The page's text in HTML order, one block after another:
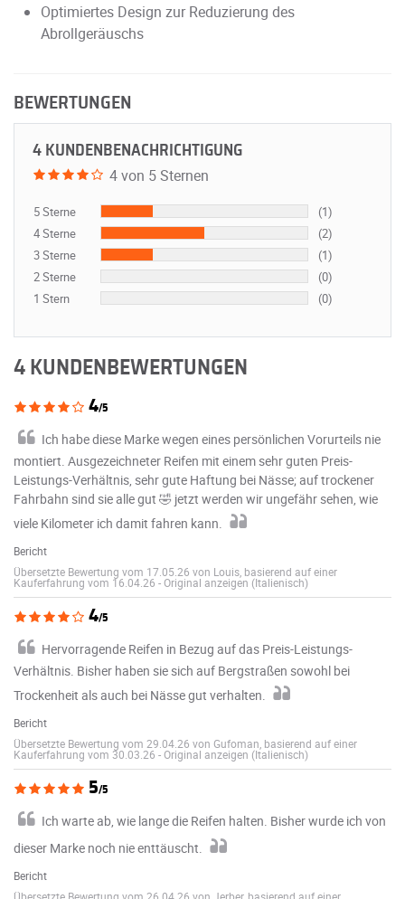
Optimiertes Design zur Reduzierung des
Abrollgeräuschs
BEWERTUNGEN
4 KUNDENBENACHRICHTIGUNG
4 von 5 Sternen
5 Sterne
(1)
4 Sterne
(2)
3 Sterne
(1)
2 Sterne
(0)
1 Stern
(0)
4 KUNDENBEWERTUNGEN
4/5
Ich habe diese Marke wegen eines persönlichen Vorurteils nie
montiert. Ausgezeichneter Reifen mit einem sehr guten Preis-
Leistungs-Verhältnis, sehr gute Haftung bei Nässe; auf trockener
Fahrbahn sind sie alle gut 🤣 jetzt werden wir ungefähr sehen, wie
viele Kilometer ich damit fahren kann.
Bericht
Übersetzte Bewertung vom 17.05.26 von Louis, basierend auf einer
Kauferfahrung vom 16.04.26 -Original anzeigen (Italienisch)
4/5
Hervorragende Reifen in Bezug auf das Preis-Leistungs-
Verhältnis. Bisher haben sie sich auf Bergstraßen sowohl bei
Trockenheit als auch bei Nässe gut verhalten.
Bericht
Übersetzte Bewertung vom 29.04.26 von Gufoman, basierend auf einer
Kauferfahrung vom 30.03.26 -Original anzeigen (Italienisch)
5/5
Ich warte ab, wie lange die Reifen halten. Bisher wurde ich von
dieser Marke noch nie enttäuscht.
Bericht
Übersetzte Bewertung vom 26.04.26 von Jerber, basierend auf einer